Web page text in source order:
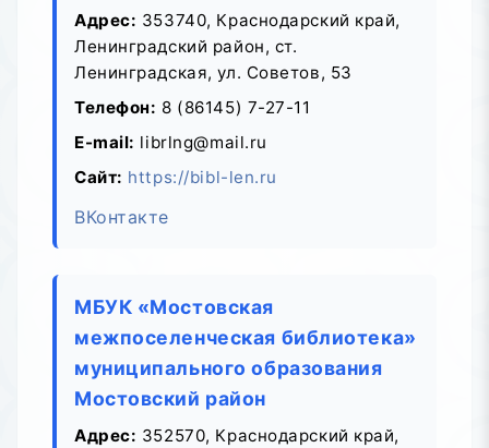
Адрес: 353740, Краснодарский край,
Ленинградский район, ст.
Ленинградская, ул. Советов, 53
Телефон: 8 (86145) 7-27-11
E-mail: librlng@mail.ru
Сайт: https://bibl-len.ru
ВКонтакте
МБУК «Мостовская
межпоселенческая библиотека»
муниципального образования
Мостовский район
Адрес: 352570, Краснодарский край,